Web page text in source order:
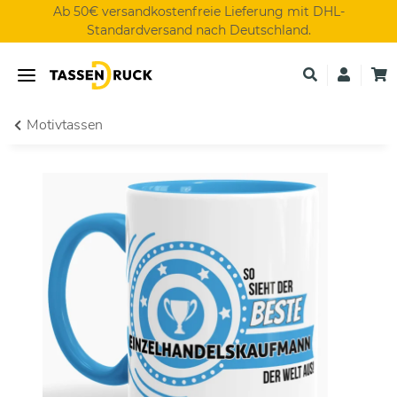
Ab 50€ versandkostenfreie Lieferung mit DHL-
Standardversand nach Deutschland.
Motivtassen